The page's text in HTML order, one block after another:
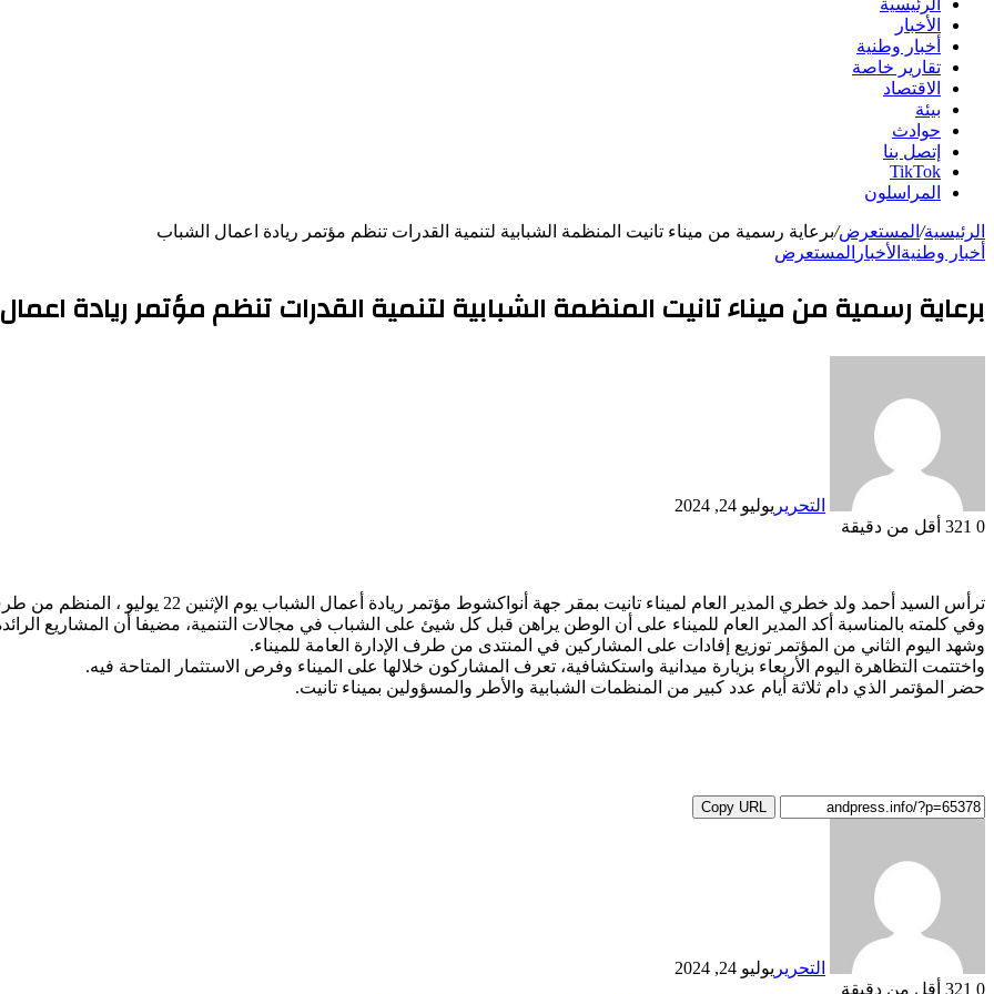
الرئيسية
الأخبار
أخبار وطنية
تقارير خاصة
الاقتصاد
بيئة
حوادث
إتصل بنا
TikTok
المراسلون
الرئيسية/ المستعرض/برعاية رسمية من ميناء تانيت المنظمة الشبابية لتنمية القدرات تنظم مؤتمر ريادة اعمال الشباب
أخبار وطنية الأخبار المستعرض
برعاية رسمية من ميناء تانيت المنظمة الشبابية لتنمية القدرات تنظم مؤتمر ريادة
التحرير يوليو 24, 2024
0
أقل من دقيقة
ترأس السيد أحمد ولد خطري المدير العام لميناء تانيت بمقر جهة أنواكشوط مؤتمر ريادة أعمال الشباب يوم الإثنين 22 يوليو ، المنظم من طرف المنظمة الشبابية لتنمية القدرات، وبرعاية رسمية من ميناء تانيت.
وفي كلمته بالمناسبة أكد المدير العام للميناء على أن الوطن يراهن قبل كل شيئ على الشباب في مجالات التنمية، مضيفا أن المشاريع
وشهد اليوم الثاني من المؤتمر توزيع إفادات على المشاركين في المنتدى من طرف الإدارة العامة للميناء.
واختتمت التظاهرة اليوم الأربعاء بزيارة ميدانية واستكشافية، تعرف المشاركون خلالها على الميناء وفرص الاستثمار المتاحة فيه.
حضر المؤتمر الذي دام ثلاثة أيام عدد كبير من المنظمات الشبابية والأطر والمسؤولين بميناء تانيت.
Copy URL
التحرير يوليو 24, 2024
0
أقل من دقيقة